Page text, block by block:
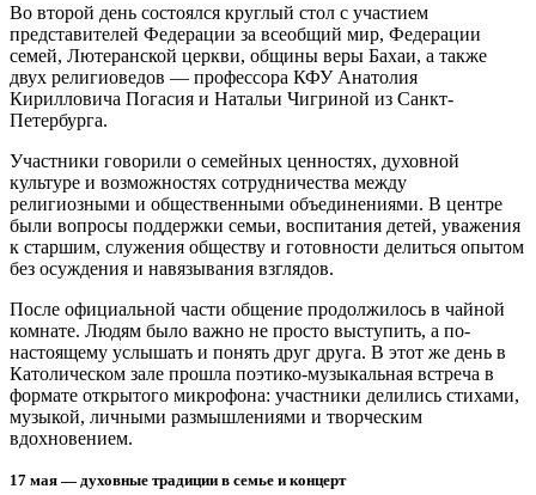
Во второй день состоялся круглый стол с участием
представителей Федерации за всеобщий мир, Федерации
семей, Лютеранской церкви, общины веры Бахаи, а также
двух религиоведов — профессора КФУ Анатолия
Кирилловича Погасия и Натальи Чигриной из Санкт-
Петербурга.
Участники говорили о семейных ценностях, духовной
культуре и возможностях сотрудничества между
религиозными и общественными объединениями. В центре
были вопросы поддержки семьи, воспитания детей, уважения
к старшим, служения обществу и готовности делиться опытом
без осуждения и навязывания взглядов.
После официальной части общение продолжилось в чайной
комнате. Людям было важно не просто выступить, а по-
настоящему услышать и понять друг друга. В этот же день в
Католическом зале прошла поэтико-музыкальная встреча в
формате открытого микрофона: участники делились стихами,
музыкой, личными размышлениями и творческим
вдохновением.
17 мая — духовные традиции в семье и концерт